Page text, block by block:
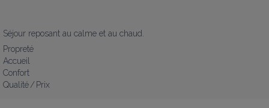
Séjour reposant au calme et au chaud.
Propreté
Accueil
Confort
Qualité / Prix